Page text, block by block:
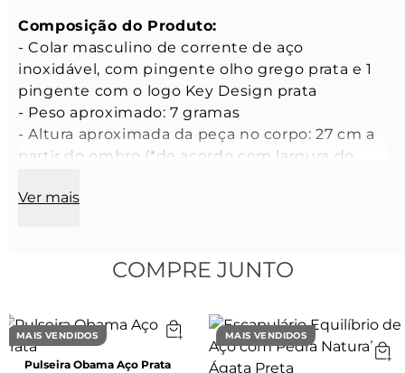
Composição do Produto:
- Colar masculino de corrente de aço
inoxidável, com pingente olho grego prata e 1
pingente com o logo Key Design prata
- Peso aproximado: 7 gramas
- Altura aproximada da peça no corpo: 27 cm a
partir do ombro (*de acordo com largura do
- Tamanho: 50 cm de comprimento
- Espessura: 2,4 mm
- Modelo da corrente: Tijolinho oval
- Fecho lagosta de aço inoxidável prata
Ver mais
COMPRE JUNTO
MAIS VENDIDOS
Pulseira Obama Aço Prata
MAIS VENDIDOS